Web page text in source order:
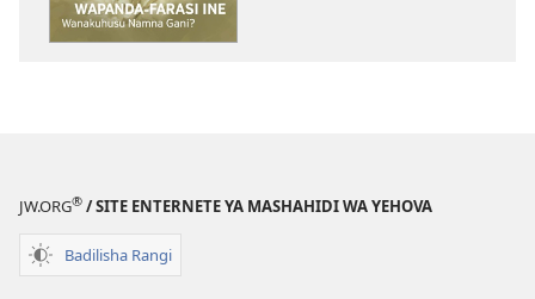
Farasi
JW.ORG® / SITE ENTERNETE YA MASHAHIDI WA YEHOVA
Badilisha Rangi